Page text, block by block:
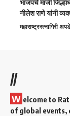
भाजपचे माजी
नीलेश राणे यांनी
महाराष्ट्ररत्नागिरी
//
W elcome to
of global events,